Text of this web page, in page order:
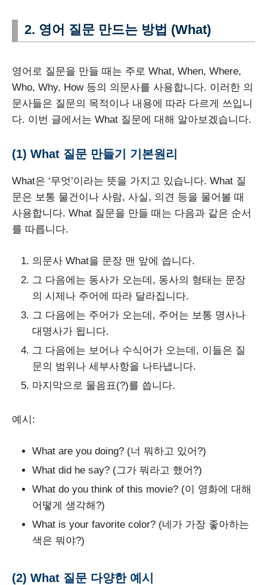
2. 영어 질문 만드는 방법 (What)
영어로 질문을 만들 때는 주로 What, When, Where,
Who, Why, How 등의 의문사를 사용합니다. 이러한 의
문사들은 질문의 목적이나 내용에 따라 다르게 쓰입니
다. 이번 글에서는 What 질문에 대해 알아보겠습니다.
(1) What 질문 만들기 기본원리
What은 ‘무엇’이라는 뜻을 가지고 있습니다. What 질
문은 보통 물건이나 사람, 사실, 의견 등을 물어볼 때
사용합니다. What 질문을 만들 때는 다음과 같은 순서
를 따릅니다.
의문사 What을 문장 맨 앞에 씁니다.
그 다음에는 동사가 오는데, 동사의 형태는 문장
의 시제나 주어에 따라 달라집니다.
그 다음에는 주어가 오는데, 주어는 보통 명사나
대명사가 됩니다.
그 다음에는 보어나 수식어가 오는데, 이들은 질
문의 범위나 세부사항을 나타냅니다.
마지막으로 물음표(?)를 씁니다.
예시:
What are you doing? (너 뭐하고 있어?)
What did he say? (그가 뭐라고 했어?)
What do you think of this movie? (이 영화에 대해
어떻게 생각해?)
What is your favorite color? (네가 가장 좋아하는
색은 뭐야?)
(2) What 질문 다양한 예시